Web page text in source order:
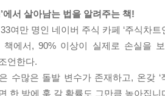
매의 매수
매의 매도
목 매매
익을 내는 방법
림목의 형태는?
에서 가장 중요한 것은 심리입니다. 아
두려움이 있다면 원칙을 지킬 수 없
정하는 것이 중요합니다. ---「2% 룰
수익을 주는 것은 기법이나 종목이 아
에서 살아남는 법을 알려주는 책!
여만 명인 네이버 주식 카페 ‘주식차
책에서, 90% 이상이 실제로 손실을
언한다.
수많은 돌발 변수가 존재하고, 온갖
한 방에 훅 갈 확률도 그만큼 높아집니